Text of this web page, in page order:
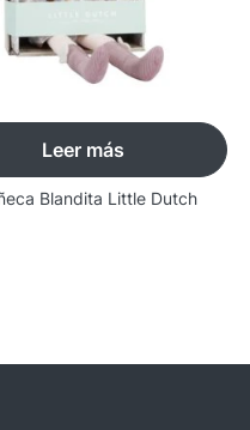
Leer más
Blandita Little Dutch